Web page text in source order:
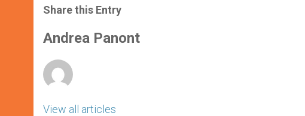
t
s
p
p
s
e
g
e
e
b
o
k
r
Share this Entry
Andrea Panont
View all articles